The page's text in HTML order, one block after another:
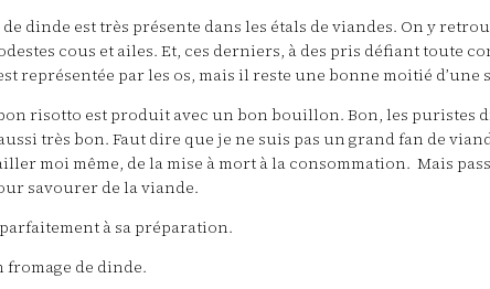
dinde est très présente dans les étals de viandes. On y
cous et ailes. Et, ces derniers, à des pris défiant toute
représentée par les os, mais il reste une bonne moitié
risotto est produit avec un bon bouillon. Bon, les puristes
très bon. Faut dire que je ne suis pas un grand fan de
moi même, de la mise à mort à la consommation. Mais
savourer de la viande.
à sa préparation.
fromage de dinde.